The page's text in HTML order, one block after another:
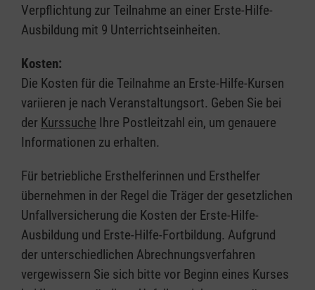
Verpflichtung zur Teilnahme an einer Erste-Hilfe-
Ausbildung mit 9 Unterrichtseinheiten.
Kosten:
Die Kosten für die Teilnahme an Erste-Hilfe-Kursen
variieren je nach Veranstaltungsort. Geben Sie bei
der Kurssuche Ihre Postleitzahl ein, um genauere
Informationen zu erhalten.
Für betriebliche Ersthelferinnen und Ersthelfer
übernehmen in der Regel die Träger der gesetzlichen
Unfallversicherung die Kosten der Erste-Hilfe-
Ausbildung und Erste-Hilfe-Fortbildung. Aufgrund
der unterschiedlichen Abrechnungsverfahren
vergewissern Sie sich bitte vor Beginn eines Kurses